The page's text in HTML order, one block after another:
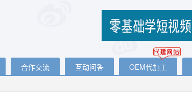
合作交流 互动问答 OEM代加工